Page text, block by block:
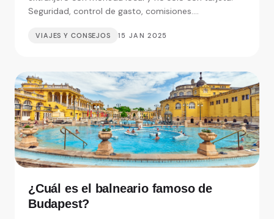
Seguridad, control de gasto, comisiones....
VIAJES Y CONSEJOS 15 JAN 2025
¿Cuál es el balneario famoso de
Budapest?